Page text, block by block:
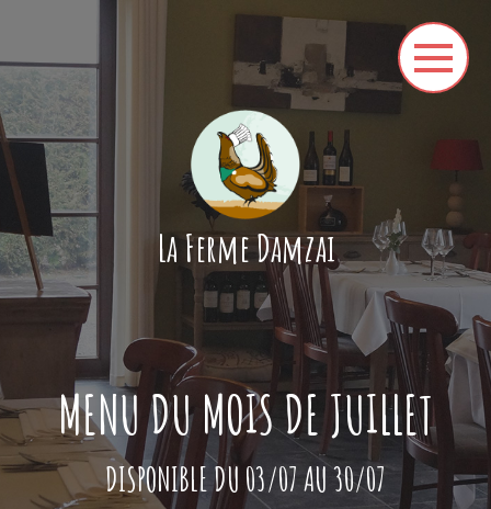
La Ferme Damzai
MENU DU MOIS DE JUILLET
DISPONIBLE DU 03/07 AU 30/07